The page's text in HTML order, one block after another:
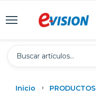
Inicio PRODUCTOS